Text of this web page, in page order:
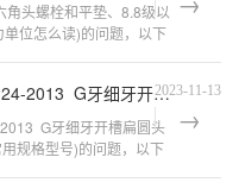
头螺栓和平垫、8.8级以
位怎么读)的问题，以下
ASME/ANSI B18.6.3-24-2013 G牙细牙开槽扁圆头割尾自攻螺钉 4
2023-11-13
G牙细牙开槽扁圆头
规格型号)的问题，以下